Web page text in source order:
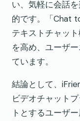
い、気軽に会話
的です。「Chat
テキストチャッ
を高め、ユーザ
ています。
結論として、
ビデオチャット
トとするユーザ